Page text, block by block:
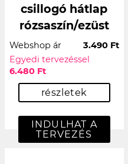
csillogó hátlap
rózsaszín/ezüst
Webshop ár
3.490 Ft
Egyedi tervezéssel
6.480 Ft
részletek
INDULHAT A
TERVEZÉS